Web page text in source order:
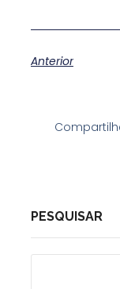
Anterior
PESQUISAR